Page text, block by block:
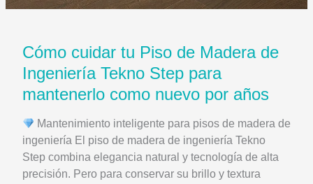
Cómo cuidar tu Piso de Madera de
Ingeniería Tekno Step para
mantenerlo como nuevo por años
Mantenimiento inteligente para pisos de madera de
ingeniería El piso de madera de ingeniería Tekno
Step combina elegancia natural y tecnología de alta
precisión. Pero para conservar su brillo y textura